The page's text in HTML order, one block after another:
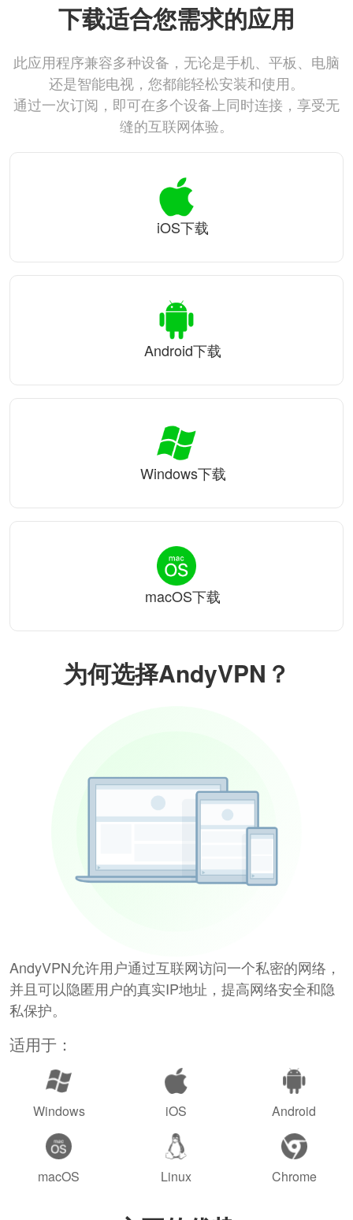
为何选择AndyVPN？
AndyVPN允许用户通过互联网访问一个私密的网络，
并且可以隐匿用户的真实IP地址，提高网络安全和隐
私保护。
适用于：
Windows iOS Android
macOS Linux Chrome
下载适合您需求的应用
此应用程序兼容多种设备，无论是手机、平板、电脑
还是智能电视，您都能轻松安装和使用。
通过一次订阅，即可在多个设备上同时连接，享受无
缝的互联网体验。
iOS下载
Android下载
Windows下载
macOS下载